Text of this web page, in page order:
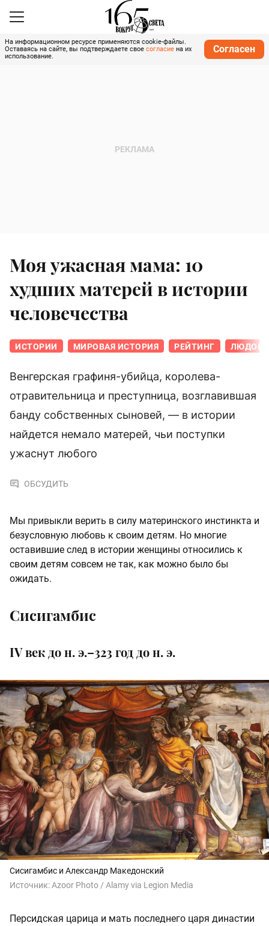
На информационном ресурсе применяются cookie-файлы.
Оставаясь на сайте, вы подтверждаете свое согласие на их
использование.
Согласен
Моя ужасная мама: 10
худших матерей в истории
человечества
ИСТОРИИ МИРОВАЯ ИСТОРИЯ РЕЙТИНГ
Венгерская графиня-убийца, королева-
отравительница и преступница, возглавившая
банду собственных сыновей, — в истории
найдется немало матерей, чьи поступки
ужаснут любого
ОБСУДИТЬ
Мы привыкли верить в силу материнского инстинкта и
безусловную любовь к своим детям. Но многие
оставившие след в истории женщины относились к
своим детям совсем не так, как можно было бы
ожидать.
Сисигамбис
IV век до н. э.–323 год до н. э.
Сисигамбис и Александр Македонский
Источник:Azoor Photo / Alamy via Legion Media
Персидская царица и мать последнего царя династии